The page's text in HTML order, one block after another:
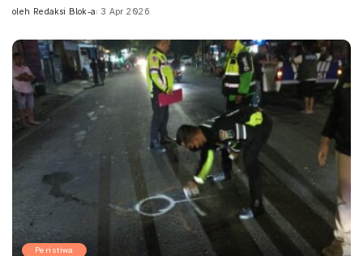
Posted
oleh Redaksi Blok-a 3 Apr 2026
Peristiwa